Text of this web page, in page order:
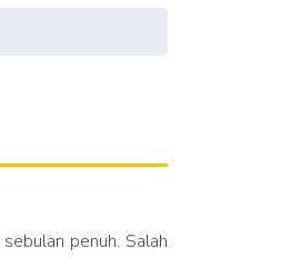
penuh. Salah